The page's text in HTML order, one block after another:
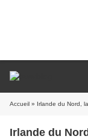
Accueil » Irlande du Nord, la
Irlande du